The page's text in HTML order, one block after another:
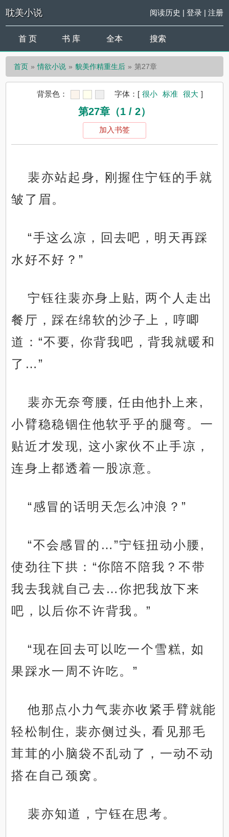
耽美小说 阅读历史 | 登录| 注册
首 页 书 库 全本 搜索
首页 情欲小说 貌美作精重生后 第27章
背景色： 字体： [ 很小 标准 很大 ]
第27章（1 / 2）
加入书签
裴亦站起身, 刚握住宁钰的手就
皱了眉。
“手这么凉，回去吧，明天再踩
水好不好？”
宁钰往裴亦身上贴, 两个人走出
餐厅，踩在绵软的沙子上，哼唧
道：“不要, 你背我吧，背我就暖和
了…”
裴亦无奈弯腰, 任由他扑上来,
小臂稳稳锢住他软乎乎的腿弯。一
贴近才发现, 这小家伙不止手凉，
连身上都透着一股凉意。
“感冒的话明天怎么冲浪？”
“不会感冒的…”宁钰扭动小腰,
使劲往下拱：“你陪不陪我？不带
我去我就自己去…你把我放下来
吧，以后你不许背我。”
“现在回去可以吃一个雪糕, 如
果踩水一周不许吃。”
他那点小力气裴亦收紧手臂就能
轻松制住, 裴亦侧过头, 看见那毛
茸茸的小脑袋不乱动了，一动不动
搭在自己颈窝。
裴亦知道，宁钰在思考。